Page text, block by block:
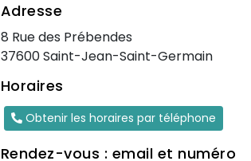
Adresse
8 Rue des Prébendes
37600 Saint-Jean-Saint-Germain
Horaires
Obtenir les horaires par téléphone
Rendez-vous : email et numéro